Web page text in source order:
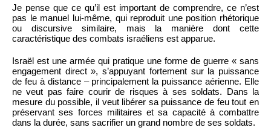
Je pense que ce qu’il est important de comprendre, ce n’est
pas le manuel lui-même, qui reproduit une position rhétorique
ou discursive similaire, mais la manière dont cette
caractéristique des combats israéliens est apparue.
Israël est une armée qui pratique une forme de guerre « sans
engagement direct », s’appuyant fortement sur la puissance
de feu à distance – principalement la puissance aérienne. Elle
ne veut pas faire courir de risques à ses soldats. Dans la
mesure du possible, il veut libérer sa puissance de feu tout en
préservant ses forces militaires et sa capacité à combattre
dans la durée, sans sacrifier un grand nombre de ses soldats.